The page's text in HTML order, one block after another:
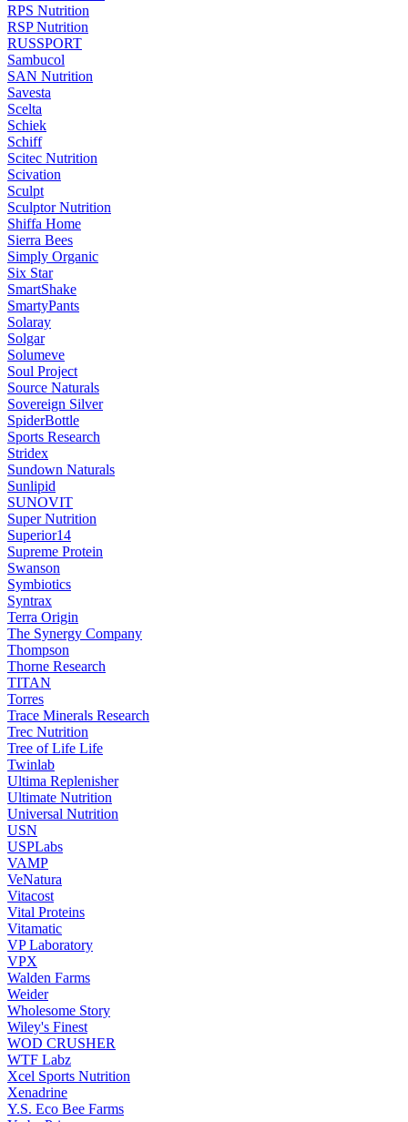
RPS Nutrition
RSP Nutrition
RUSSPORT
Sambucol
SAN Nutrition
Savesta
Scelta
Schiek
Schiff
Scitec Nutrition
Scivation
Sculpt
Sculptor Nutrition
Shiffa Home
Sierra Bees
Simply Organic
Six Star
SmartShake
SmartyPants
Solaray
Solgar
Solumeve
Soul Project
Source Naturals
Sovereign Silver
SpiderBottle
Sports Research
Stridex
Sundown Naturals
Sunlipid
SUNOVIT
Super Nutrition
Superior14
Supreme Protein
Swanson
Symbiotics
Syntrax
Terra Origin
The Synergy Company
Thompson
Thorne Research
TITAN
Torres
Trace Minerals Research
Trec Nutrition
Tree of Life Life
Twinlab
Ultima Replenisher
Ultimate Nutrition
Universal Nutrition
USN
USPLabs
VAMP
VeNatura
Vitacost
Vital Proteins
Vitamatic
VP Laboratory
VPX
Walden Farms
Weider
Wholesome Story
Wiley's Finest
WOD CRUSHER
WTF Labz
Xcel Sports Nutrition
Xenadrine
Y.S. Eco Bee Farms